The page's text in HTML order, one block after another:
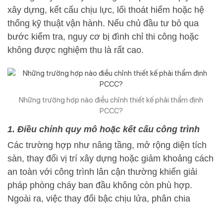
xây dựng, kết cấu chịu lực, lối thoát hiểm hoặc hệ
thống kỹ thuật vận hành. Nếu chủ đầu tư bỏ qua
bước kiểm tra, nguy cơ bị đình chỉ thi công hoặc
không được nghiệm thu là rất cao.
Những trường hợp nào điều chỉnh thiết kế phải thẩm định
PCCC?
1. Điều chỉnh quy mô hoặc kết cấu công trình
Các trường hợp như nâng tầng, mở rộng diện tích
sàn, thay đổi vị trí xây dựng hoặc giảm khoảng cách
an toàn với công trình lân cận thường khiến giải
pháp phòng cháy ban đầu không còn phù hợp.
Ngoài ra, việc thay đổi bậc chịu lửa, phân chia